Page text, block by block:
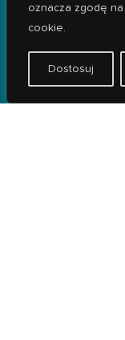
oznacza zgodę
cookie.
Dostosuj
dzielnic:
Żerniki